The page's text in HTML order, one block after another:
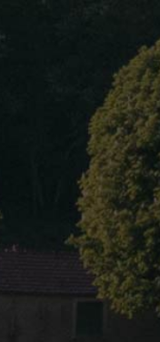
Our wines
Contact Us